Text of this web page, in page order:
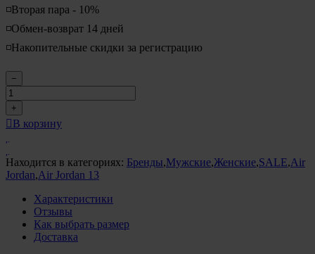
◽️Вторая пара - 10%
◽️Обмен-возврат 14 дней
◽️Накопительные скидки за регистрацию
−
+
В корзину
Находится в категориях: Бренды,Мужские,Женские,SALE,Air
Jordan,Air Jordan 13
Характеристики
Отзывы
Как выбрать размер
Доставка